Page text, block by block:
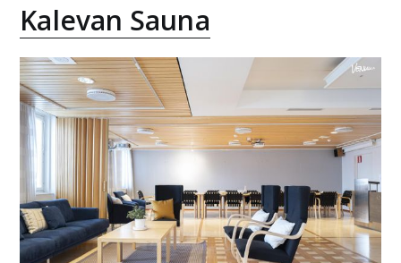
Kalevan Sauna